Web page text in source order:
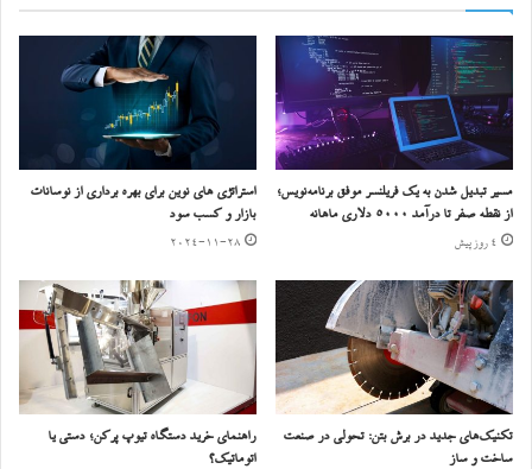
مسیر تبدیل شدن به یک فریلنسر موفق برنامه‌نویس؛
از نقطه صفر تا درآمد ۵۰۰۰ دلاری ماهانه
4 روز پیش
استراتژی‌ های نوین برای بهره‌ برداری از نوسانات
بازار و کسب سود
2024-11-28
تکنیک‌های جدید در برش بتن: تحولی در صنعت
ساخت و ساز
راهنمای خرید دستگاه‌ تیوپ پرکن؛ دستی یا
اتوماتیک؟